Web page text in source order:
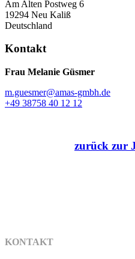
Am Alten Postweg 6
19294 Neu Kaliß
Deutschland
Kontakt
Frau Melanie Güsmer
m.guesmer@amas-gmbh.de
+49 38758 40 12 12
zurück zur
KONTAKT